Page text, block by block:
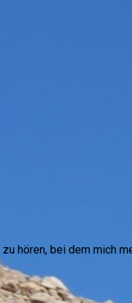
zu hören, bei dem mich